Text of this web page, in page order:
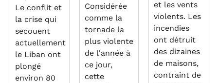
Le conflit et
la crise qui
secouent
actuellement
le Liban ont
plongé
environ 80
Considérée
comme la
tornade la
plus violente
de l'année à
ce jour,
cette
et les vents
violents. Les
incendies
ont détruit
des dizaines
de maisons,
contraint de